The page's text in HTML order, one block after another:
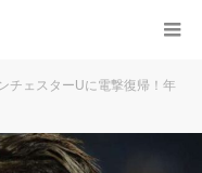
チェスターUに電撃復帰！年